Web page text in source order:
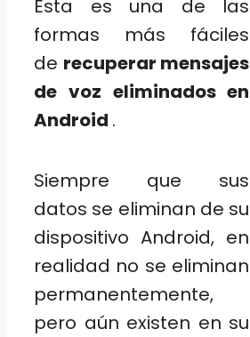
Esta es una de las
formas más fáciles
de recuperar mensajes
de voz eliminados en
Android .
Siempre que sus
datos se eliminan de su
dispositivo Android, en
realidad no se eliminan
permanentemente,
pero aún existen en su